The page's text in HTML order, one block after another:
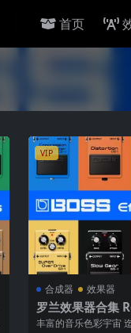
首页
VIP
合成器 效果器
罗兰效果器合集
SS Effects
丰富的音乐色彩宇宙